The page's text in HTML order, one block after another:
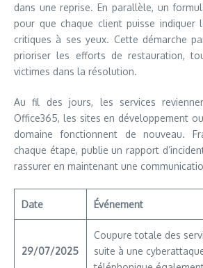
dans une reprise. En parallèle, un
pour que chaque client puisse indiquer
critiques à ses yeux. Cette démarche
prioriser les efforts de restauration,
victimes dans la résolution.
Au fil des jours, les services
Office365, les sites en développement
domaine fonctionnent de nouveau.
chaque étape, publie un rapport
rassurer en maintenant une
Date Événement
29/07/2025
Coupure totale des
suite à une